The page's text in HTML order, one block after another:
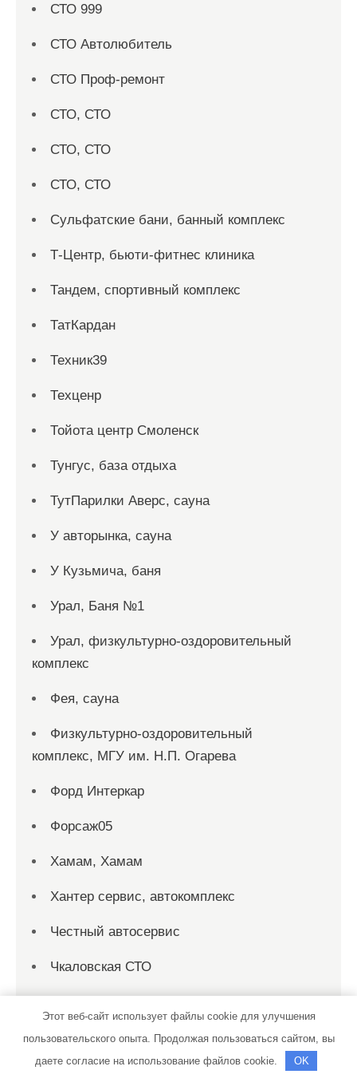
СТО 999
СТО Автолюбитель
СТО Проф-ремонт
СТО, СТО
СТО, СТО
СТО, СТО
Сульфатские бани, банный комплекс
Т-Центр, бьюти-фитнес клиника
Тандем, спортивный комплекс
ТатКардан
Техник39
Техценр
Тойота центр Смоленск
Тунгус, база отдыха
ТутПарилки Аверс, сауна
У авторынка, сауна
У Кузьмича, баня
Урал, Баня №1
Урал, физкультурно-оздоровительный
комплекс
Фея, сауна
Физкультурно-оздоровительный
комплекс, МГУ им. Н.П. Огарева
Форд Интеркар
Форсаж05
Хамам, Хамам
Хантер сервис, автокомплекс
Честный автосервис
Чкаловская СТО
ШинБатя, автотехцентр
Этот веб-сайт использует файлы cookie для улучшения
пользовательского опыта. Продолжая пользоваться сайтом, вы
даете согласие на использование файлов cookie.
OK